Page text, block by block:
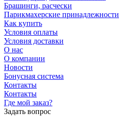
Брашинги, расчески
Парикмахерские принадлежности
Как купить
Условия оплаты
Условия доставки
О нас
О компании
Новости
Бонусная система
Контакты
Контакты
Где мой заказ?
Задать вопрос